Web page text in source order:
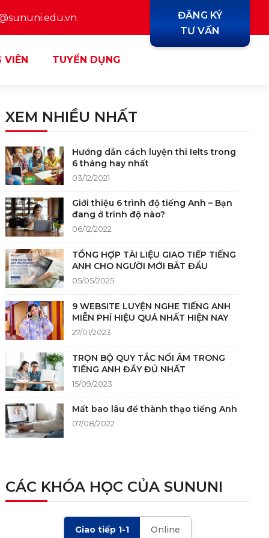
ĐĂNG KÝ
TƯ VẤN
VIÊN TUYỂN DỤNG
XEM NHIỀU NHẤT
Hướng dẫn cách luyện thi Ielts trong
6 tháng hay nhất
03/12/2021
Giới thiệu 6 trình độ tiếng Anh – Bạn
đang ở trình độ nào?
06/12/2022
TỔNG HỢP TÀI LIỆU GIAO TIẾP TIẾNG
ANH CHO NGƯỜI MỚI BẮT ĐẦU
05/05/2025
9 WEBSITE LUYỆN NGHE TIẾNG ANH
MIỄN PHÍ HIỆU QUẢ NHẤT HIỆN NAY
27/01/2023
TRỌN BỘ QUY TẮC NỐI ÂM TRONG
TIẾNG ANH ĐẦY ĐỦ NHẤT
15/09/2023
Mất bao lâu để thành thạo tiếng Anh
07/08/2022
WRITING 2024 VÀ NHỮNG LƯU Ý
CÁC KHÓA HỌC CỦA SUNUNI
Giao tiếp 1-1 Online